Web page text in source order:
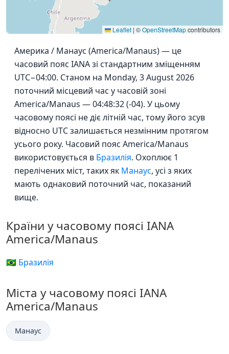
Leaflet | ©OpenStreetMapcontributors
Америка / Манаус (America/Manaus) — це
часовий пояс IANA зі стандартним зміщенням
UTC−04:00. Станом на Monday, 3 August 2026
поточний місцевий час у часовій зоні
America/Manaus — 04:48:32 (-04). У цьому
часовому поясі не діє літній час, тому його зсув
відносно UTC залишається незмінним протягом
усього року. Часовий пояс America/Manaus
використовується в Бразилія. Охоплює 1
перелічених міст, таких як Манаус, усі з яких
мають однаковий поточний час, показаний
вище.
Країни у часовому поясі IANA
America/Manaus
🇧🇷 Бразилія
Міста у часовому поясі IANA
America/Manaus
Манаус